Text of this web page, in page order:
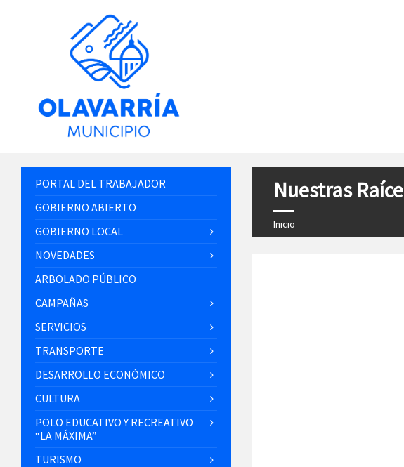
Nuestras
Inicio
PORTAL DEL TRABAJADOR
GOBIERNO ABIERTO
GOBIERNO LOCAL
NOVEDADES
ARBOLADO PÚBLICO
CAMPAÑAS
SERVICIOS
TRANSPORTE
DESARROLLO ECONÓMICO
CULTURA
POLO EDUCATIVO Y RECREATIVO
“LA MÁXIMA”
TURISMO